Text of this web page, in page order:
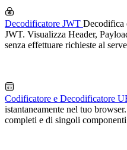
Decodificatore JWT Decodifica
JWT. Visualizza Header,
senza effettuare richieste al
Codificatore e Decodificatore
istantaneamente nel tuo
completi e di singoli